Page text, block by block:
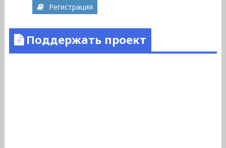
Регистрация
Поддержать проект